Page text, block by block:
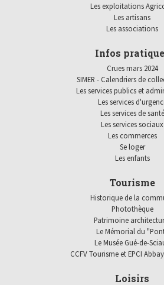
Les exploitations
Les artisans
Les associations
Infos
Crues mars 2024
SIMER - Calendriers de
Les services publics et
Les services
Les services de santé
Les services sociaux
Les commerces
Se loger
Les enfants
Tourisme
Historique de la
Photothèque
Patrimoine
Le Mémorial du
Le Musée Gué-de-
CCFV Tourisme et EPCI
Loisirs